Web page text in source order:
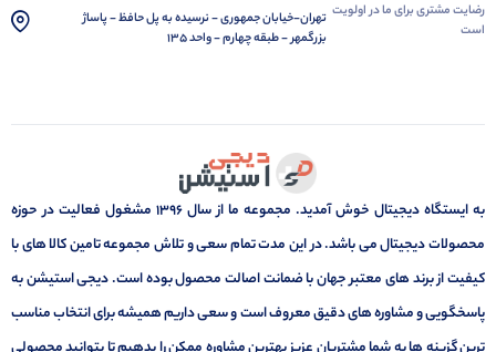
رضایت مشتری برای ما در اولویت
است
تهران-خیابان جمهوری - نرسیده به پل حافظ - پاساژ
بزرگمهر - طبقه چهارم - واحد 135
به ایستگاه دیجیتال خوش آمدید. مجموعه ما از سال 1396 مشغول فعالیت در حوزه
محصولات دیجیتال می باشد. در این مدت تمام سعی و تلاش مجموعه تامین کالا های با
کیفیت از برند های معتبر جهان با ضمانت اصالت محصول بوده است. دیجی استیشن به
پاسخگویی و مشاوره های دقیق معروف است و سعی داریم همیشه برای انتخاب مناسب